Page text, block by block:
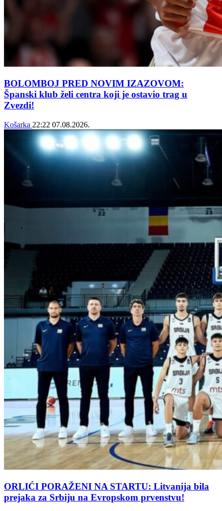
BOLOMBOJ PRED NOVIM IZAZOVOM:
Španski klub želi centra koji je ostavio trag u
Zvezdi!
Košarka 22:22 07.08.2026.
ORLIĆI PORAŽENI NA STARTU: Litvanija bila
prejaka za Srbiju na Evropskom prvenstvu!